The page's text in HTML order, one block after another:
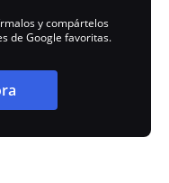
y compártelos
de Google favoritas.